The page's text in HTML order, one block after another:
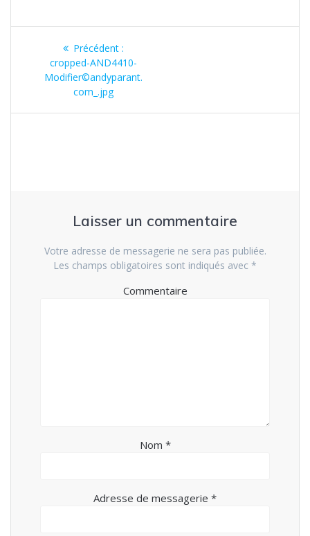
Navigation
l’article
Précédent :
précédent
:
cropped-AND4410-
Modifier©andyparant.
com_.jpg
Laisser un commentaire
Votre adresse de messagerie ne sera pas publiée.
Les champs obligatoires sont indiqués avec *
Commentaire
Nom *
Adresse de messagerie *